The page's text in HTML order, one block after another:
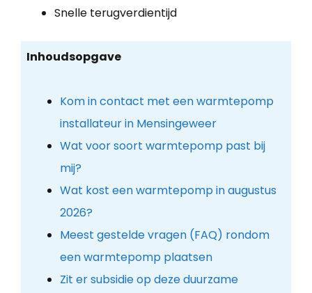
Snelle terugverdientijd
Inhoudsopgave
Kom in contact met een warmtepomp
installateur in Mensingeweer
Wat voor soort warmtepomp past bij
mij?
Wat kost een warmtepomp in augustus
2026?
Meest gestelde vragen (FAQ) rondom
een warmtepomp plaatsen
Zit er subsidie op deze duurzame